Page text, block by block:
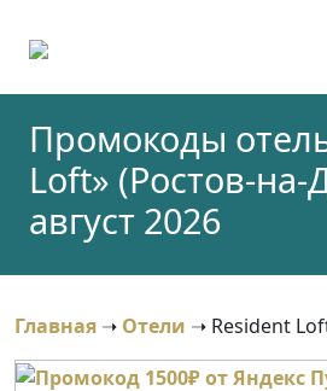
Промокоды
Loft» (Ростов-на-
август 2026
Главная ➝ Отели ➝ Resident